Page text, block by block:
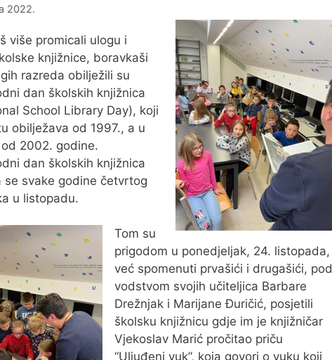
2022.
više promicali ulogu i
knjižnice, boravkaši
razreda obilježili su
dan školskih knjižnica
School Library Day), koji
obilježava od 1997., a u
2002. godine.
dan školskih knjižnica
se svake godine četvrtog
u listopadu.
Tom su
prigodom u ponedjeljak, 24. listopada,
već spomenuti prvašići i drugašići, pod
vodstvom svojih učiteljica Barbare
Drežnjak i Marijane Đuričić, posjetili
školsku knjižnicu gdje im je knjižničar
Vjekoslav Marić pročitao priču
“Uljuđeni vuk”, koja govori o vuku koji